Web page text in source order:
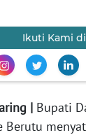
Ikuti Kami
| Bupati
Berutu